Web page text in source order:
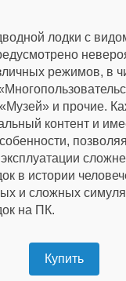
лодки с
режимов, в
и прочие.
контент и
в истории
и сложных
на ПК.
Купить